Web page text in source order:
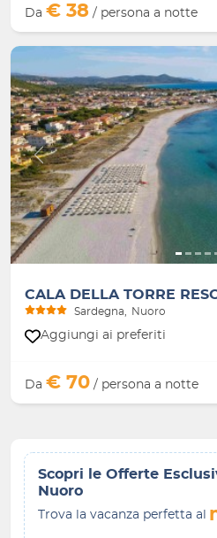
Da € 38 / persona a notte
Indietro
CALA DELLA TORRE
Sardegna Nuoro
Aggiungi ai preferiti
Da € 70 / persona a notte
Scopri le Offerte
Nuoro
Trova la vacanza perfetta al